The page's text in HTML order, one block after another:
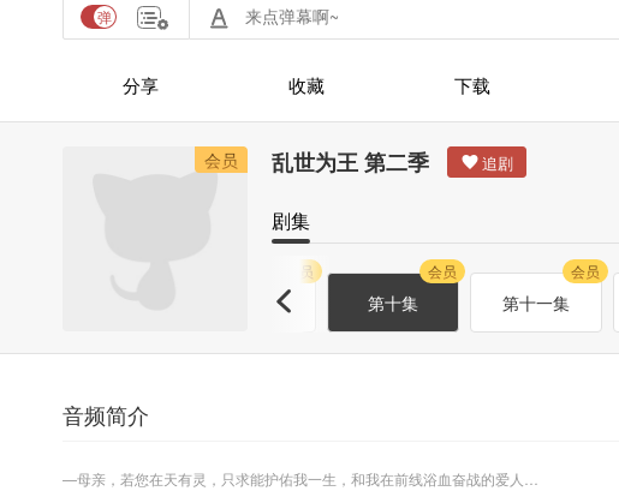
分享 收藏 下载
会员 乱世为王 第二季
剧集
会员
第十集
会员
第十一集
会员
音频简介
—母亲，若您在天有灵，只求能护佑我一生，和我在前线浴血奋战的爱人…